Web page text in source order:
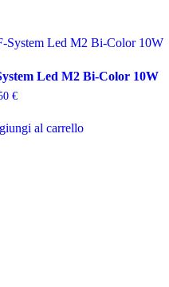
Led M2 Bi-Color 10W
€
al carrello